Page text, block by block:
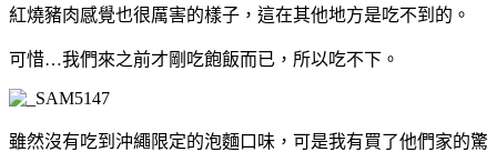
紅燒豬肉感覺也很厲害的樣子，這在其他地方是吃不到的。
可惜…我們來之前才剛吃飽飯而已，所以吃不下。
雖然沒有吃到沖繩限定的泡麵口味，可是我有買了他們家的驚